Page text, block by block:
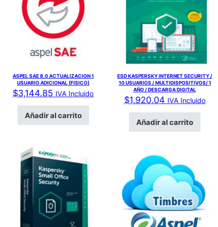
ASPEL SAE 8.0 ACTUALIZACION 1
USUARIO ADICIONAL (FISICO)
$3,144.85 IVA Incluido
Añadir al carrito
ESD KASPERSKY INTERNET SECURITY /
10 USUARIOS / MULTIDISPOSITIVOS/ 1
AÑO / DESCARGA DIGITAL
$1,920.04 IVA Incluido
Añadir al carrito